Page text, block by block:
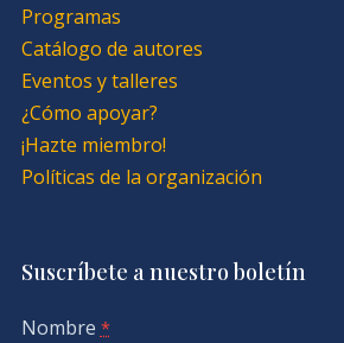
Programas
Catálogo de autores
Eventos y talleres
¿Cómo apoyar?
¡Hazte miembro!
Políticas de la organización
Suscríbete a nuestro boletín
Nombre *